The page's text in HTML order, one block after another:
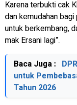
Karena terbukti cak
dan kemudahan
untuk berkembang,
mak Ersani lagi”.
Baca Juga :
untuk
Tahun 2026